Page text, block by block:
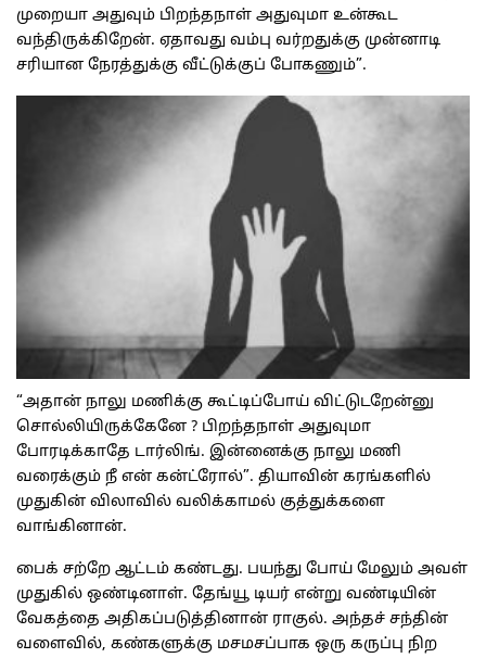
முறையா அதுவும் பிறந்தநாள் அதுவுமா உன்கூட
வந்திருக்கிறேன். ஏதாவது வம்பு வர்றதுக்கு முன்னாடி
சரியான நேரத்துக்கு வீட்டுக்குப் போகணும்”.
“அதான் நாலு மணிக்கு கூட்டிப்போய் விட்டுடறேன்னு
சொல்லியிருக்கேனே ? பிறந்தநாள் அதுவுமா
போரடிக்காதே டார்லிங். இன்னைக்கு நாலு மணி
வரைக்கும் நீ என் கன்ட்ரோல்”. தியாவின் கரங்களில்
முதுகின் விலாவில் வலிக்காமல் குத்துக்களை
வாங்கினான்.
பைக் சற்றே ஆட்டம் கண்டது. பயந்து போய் மேலும் அவள்
முதுகில் ஒண்டினாள். தேங்யூ டியர் என்று வண்டியின்
வேகத்தை அதிகப்படுத்தினான் ராகுல். அந்தச் சந்தின்
வளைவில், கண்களுக்கு மசமசப்பாக ஒரு கருப்பு நிற